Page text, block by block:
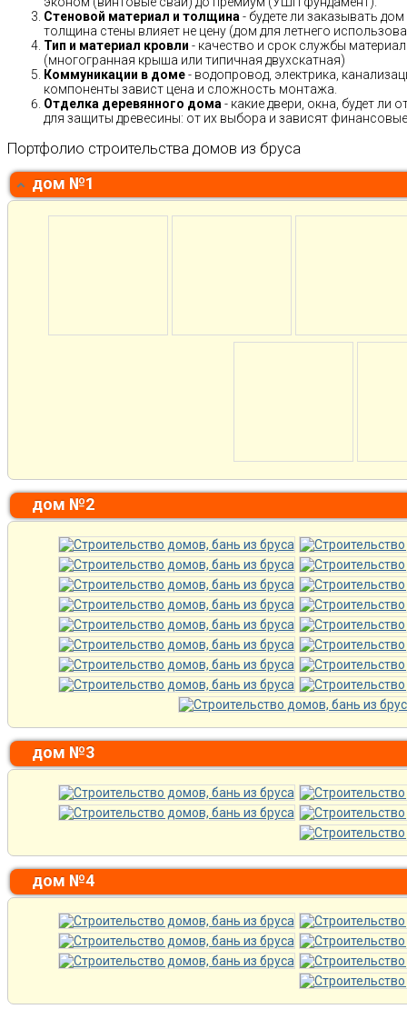
Стеновой материал и толщина - будете ли заказывать
толщина стены влияет не цену (дом для летнего
Тип и материал кровли - качество и срок службы
(многогранная крыша или типичная двухскатная)
Коммуникации в доме- водопровод, электрика,
компоненты завист цена и сложность монтажа.
Отделка деревянного дома - какие двери, окна, будет
для защиты древесины: от их выбора и зависят
Портфолио строительства домов из бруса
дом №1
дом №2
дом №3
дом №4